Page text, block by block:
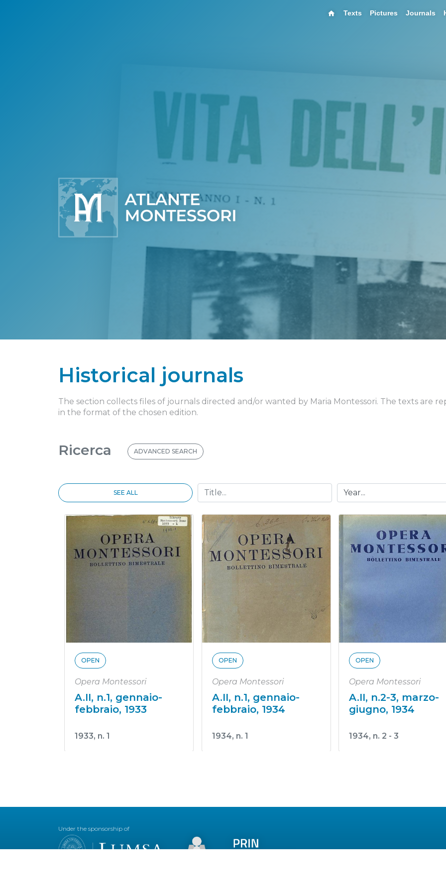
Texts Pictures Journals
Historical journals
The section collects files of journals directed and/or wanted by Maria Montessori. The texts are
in the format of the chosen edition.
Ricerca ADVANCED SEARCH
SEE ALL
OPEN
Opera Montessori
A.II, n.1, gennaio-
febbraio, 1933
1933, n. 1
OPEN
Opera Montessori
A.II, n.1, gennaio-
febbraio, 1934
1934, n. 1
OPEN
Opera Montessori
A.II, n.2-3, marzo-
giugno, 1934
1934, n. 2 - 3
Under the sponsorship of